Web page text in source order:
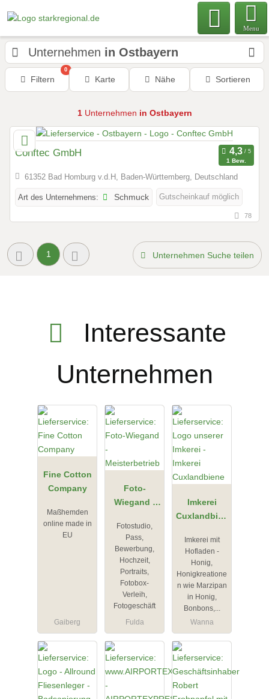
Menu
Unternehmen in Ostbayern
Filtern
0
Karte Nähe Sortieren
1Unternehmen in Ostbayern
Conftec GmbH
1 Bew.
61352 Bad Homburg v.d.H, Baden-Württemberg, Deutschland
Art des Unternehmens: Schmuck Gutscheinkauf möglich
78
1 Unternehmen Suche teilen
Interessante
Unternehmen
Fine Cotton
Company
Maßhemden
online made in
EU
Gaiberg
Foto-
Wiegand -
eb
Fotostudio,
Pass,
Bewerbung,
Hochzeit,
Portraits,
Fotobox-
Verleih,
Fotogeschäft
Fulda
Imkerei
Cuxlandbien
Imkerei mit
Hofladen -
Honig,
Honigkreatione
n wie Marzipan
in Honig,
Bonbons,...
Wanna